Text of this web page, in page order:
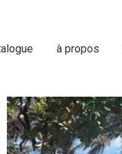
à propos